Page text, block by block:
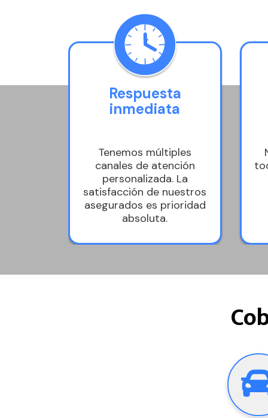
Respuesta
inmediata
Tenemos múltiples
canales de atención
personalizada. La
satisfacción de nuestros
asegurados es prioridad
absoluta.